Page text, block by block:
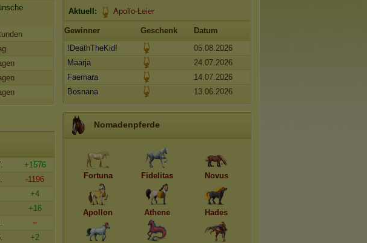
+1576
-1196
+4
+16
=
+2
Aktuell: Apollo-Leier
Gewinner Geschenk
Datum
!DeathTheKid!
05.08.2026
Maarja
24.07.2026
Faemara
14.07.2026
Bosnana
13.06.2026
Nomadenpferde
Fortuna Fidelitas Novus
Apollon Athene Hades